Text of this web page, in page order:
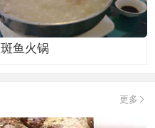
斑鱼火锅
更多